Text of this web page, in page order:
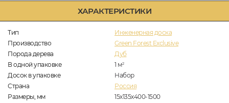
ХАРАКТЕРИСТИКИ
Тип
Инженерная доска
Производство
Green Forest Exclusive
Порода дерева
Дуб
В одной упаковке
1 м2
Досок в упаковке
Набор
Страна
Россия
Размеры, мм
15х135х400-1500